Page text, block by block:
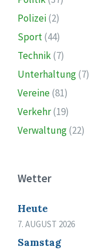
Polizei(2)
Sport(44)
Technik(7)
Unterhaltung(7)
Vereine(81)
Verkehr(19)
Verwaltung(22)
Wetter
Heute
7. AUGUST 2026
Samstag